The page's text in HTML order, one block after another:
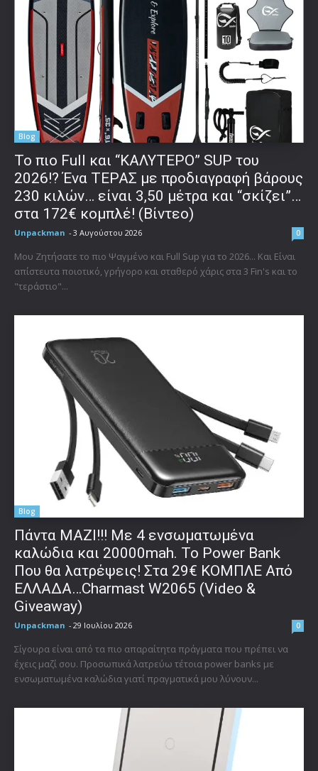
Blog
To πιο Full και “ΚΑΛΥΤΕΡΟ” SUP του
2026!? Ένα ΤΕΡΑΣ με προδιαγραφή βάρους
230 κιλών… είναι 3,50 μέτρα και “σκίζει”…
στα 172€ κομπλέ! (Βίντεο)
Unpackman - 3 Αυγούστου 2026 0
Μου Ζητήσατε το πιο Ψαγμένο και Full Sup για το 2026... Και Είναι
απίστευτα ποιοτικό, γρήγορο και σταθερό χάρις στα 3 Fin's και το
"τεράστιο"...
Blog
Πάντα ΜΑΖΙ!!! Με 4 ενσωματωμένα
καλώδια και 20000mah. Το Power Bank
Που θα λατρέψεις! Στα 29€ ΚΟΜΠΛΕ Από
ΕΛΛΑΔΑ…Charmast W2065 (Video &
Giveaway)
Unpackman - 29 Ιουλίου 2026 0
Σίγουρα είναι από τα πιο απαραίτητα πράγματα που πρέπει να
έχεις μαζί σου. Προσωπικά λατρεύω τέτοια power banks με
ενσωματωμένα καλώδια γιατί πραγματικά μου λύνουν...